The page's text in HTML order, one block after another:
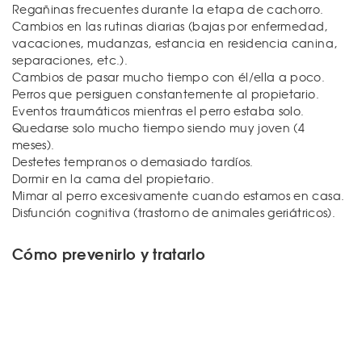
Regañinas frecuentes durante la etapa de cachorro.
Cambios en las rutinas diarias (bajas por enfermedad,
vacaciones, mudanzas, estancia en residencia canina,
separaciones, etc.).
Cambios de pasar mucho tiempo con él/ella a poco.
Perros que persiguen constantemente al propietario.
Eventos traumáticos mientras el perro estaba solo.
Quedarse solo mucho tiempo siendo muy joven (4
meses).
Destetes tempranos o demasiado tardíos.
Dormir en la cama del propietario.
Mimar al perro excesivamente cuando estamos en casa.
Disfunción cognitiva (trastorno de animales geriátricos).
Cómo prevenirlo y tratarlo